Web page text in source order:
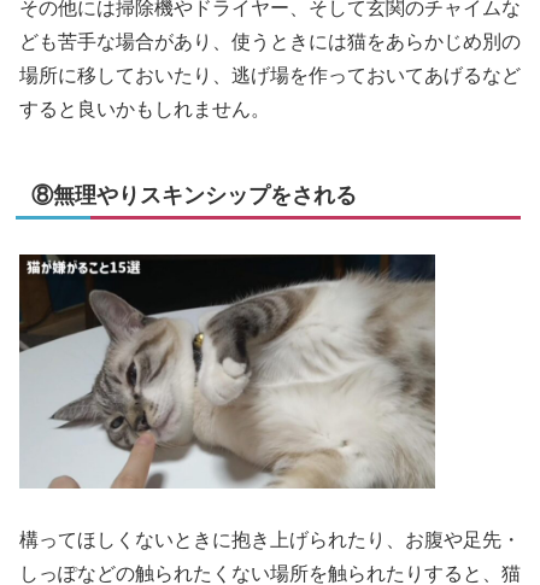
その他には掃除機やドライヤー、そして玄関のチャイムな
ども苦手な場合があり、使うときには猫をあらかじめ別の
場所に移しておいたり、逃げ場を作っておいてあげるなど
すると良いかもしれません。
⑧無理やりスキンシップをされる
構ってほしくないときに抱き上げられたり、お腹や足先・
しっぽなどの触られたくない場所を触られたりすると、猫